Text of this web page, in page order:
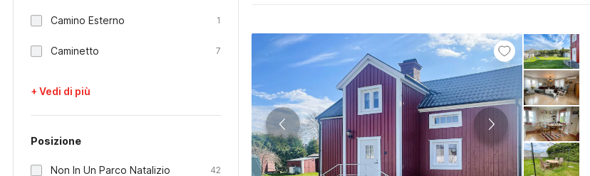
Camino Esterno 1
Caminetto 7
+ Vedi di più
Posizione
Non In Un Parco Natalizio 42